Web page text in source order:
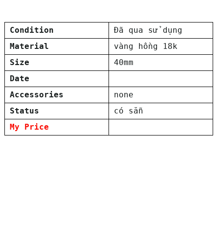
Condition
Đã qua sử dụng
Material
vàng hồng 18k
Size
40mm
Date
Accessories
none
Status
có sẵn
My Price